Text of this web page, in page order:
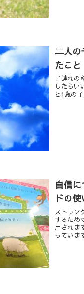
二人
たこと
子連れの
したらい
と1歳の
自信
ドの
ストレン
するため
用されま
っていま